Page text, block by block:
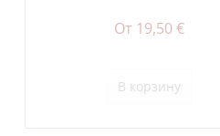
От 19,50 €
В корзину